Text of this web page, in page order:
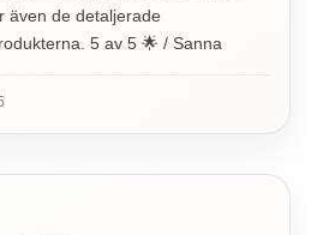
även de detaljerade
5 av 5 🌟 / Sanna